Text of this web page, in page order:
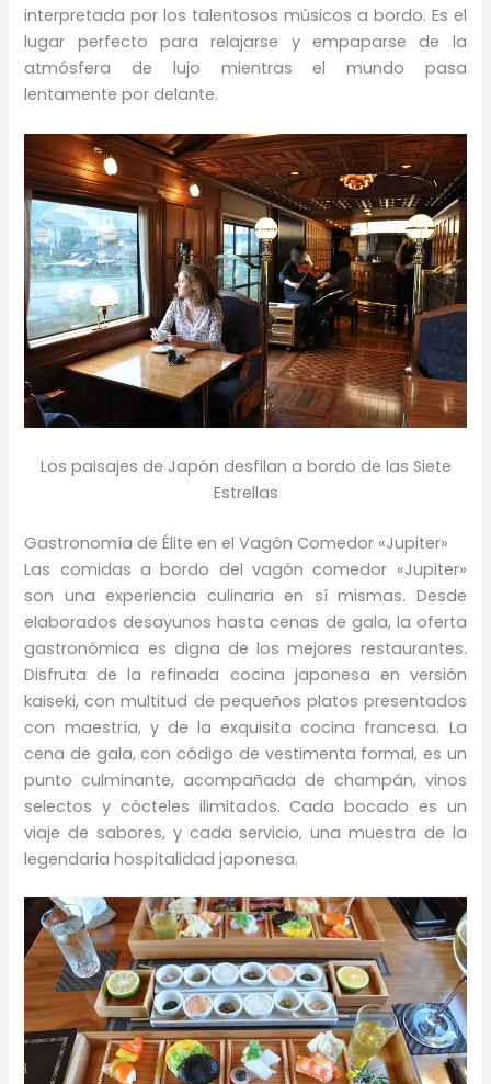
interpretada por los talentosos músicos a bordo. Es el
lugar perfecto para relajarse y empaparse de la
atmósfera de lujo mientras el mundo pasa
lentamente por delante.
Los paisajes de Japón desfilan a bordo de las Siete
Estrellas
Gastronomía de Élite en el Vagón Comedor «Jupiter»
Las comidas a bordo del vagón comedor «Jupiter»
son una experiencia culinaria en sí mismas. Desde
elaborados desayunos hasta cenas de gala, la oferta
gastronómica es digna de los mejores restaurantes.
Disfruta de la refinada cocina japonesa en versión
kaiseki, con multitud de pequeños platos presentados
con maestría, y de la exquisita cocina francesa. La
cena de gala, con código de vestimenta formal, es un
punto culminante, acompañada de champán, vinos
selectos y cócteles ilimitados. Cada bocado es un
viaje de sabores, y cada servicio, una muestra de la
legendaria hospitalidad japonesa.